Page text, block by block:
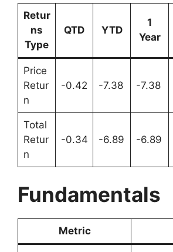
Retur
ns
Type
QTD YTD
1
Year
Price
Retur
n
-0.42 -7.38 -7.38
Total
Retur
n
-0.34 -6.89 -6.89
Fundamentals
Metric